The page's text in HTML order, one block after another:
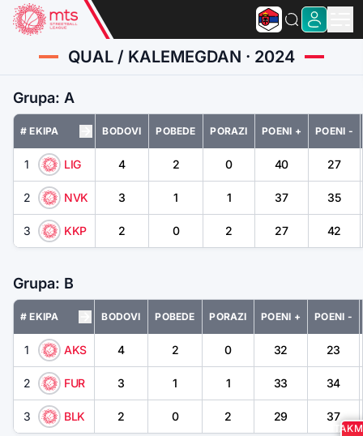
QUAL / KALEMEGDAN · 2024
Grupa: A
# EKIPA BODOVI POBEDE PORAZI POENI + POENI -
1 LIG 4 2 0 40 27
2 NVK 3 1 1 37 35
3 KKP 2 0 2 27 42
Grupa: B
# EKIPA BODOVI POBEDE PORAZI POENI + POENI -
1 AKS 4 2 0 32 23
2 FUR 3 1 1 33 34
3 BLK 2 0 2 29 37